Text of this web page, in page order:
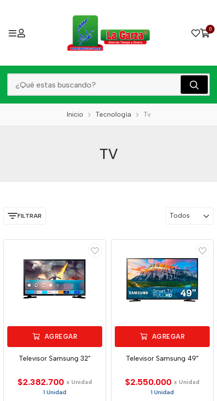
0
Inicio Tecnología Tv
TV
FILTRAR Todos
AGREGAR
Televisor Samsung 32"
$2.382.700 x Unidad
1 Unidad
AGREGAR
Televisor Samsung 49"
$2.550.000 x Unidad
1 Unidad